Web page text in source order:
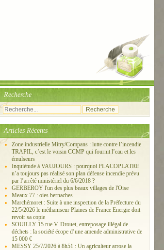
Recherche
Articles Récents
Zone industrielle Mitry/Compans : lutte contre l’incendie
TRAPIL, c’est le voisin CCMP qui fournit l’eau et les
émulseurs
Inquiétude à VAUJOURS : pourquoi PLACOPLATRE
n’a toujours pas réalisé son plan défense incendie prévu
par l’arrêté ministériel du 6/6/2018 ?
GERBEROY l'un des plus beaux villages de l'Oise
Meaux 77 : oies bernaches
Marchémoret : Suite à une inspection de la Préfecture du
22/5/2026 le méthaniseur Plaines de France Energie doit
revoir sa copie
SOUILLY 15 rue V. Drouet, entreposage illégal de
déchets : la société écope d’une amende administrative de
15 000 €
MESSY 25/7/2026 à 8h51 : Un agriculteur arrose la